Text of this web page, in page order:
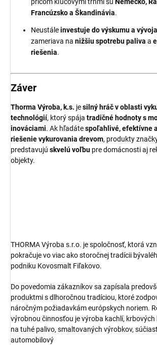
Francúzsko a Škandinávia.
Neustáleinvestuje do výskumu a vývoja
zameriava na nižšiu spotrebu paliva a
riešenia.
Záver
Thorma Výroba, k.s. jesilný hráč v oblasti
technológií, ktorý spája tradičné hodnoty s
inováciami. Ak hľadátespoľahlivé, efektívne
riešenie vykurovania drevom, produkty
predstavujú skvelú voľbu pre domácnosti aj
objekty.
THORMA Výroba s.r.o. je spoločnosť, ktorá
pokračuje vo viac ako storočnej tradícii
podniku Kovosmalt Fiľakovo.
Do povedomia zákazníkov sa zapísala
produktmi s dlhoročnou tradíciou, ktoré
náročným požiadavkám európskych noriem.
výrobnou činnosťou je výroba kachlí,
na tuhé palivo, smaltovaných výrobkov,
automobilový